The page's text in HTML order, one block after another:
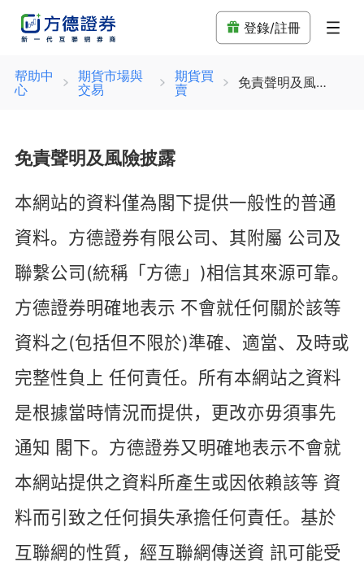
登錄/註冊
帮助中
心
期貨市場與
交易
期貨買
賣
免責聲明及風險披露
免責聲明及風險披露
本網站的資料僅為閣下提供一般性的普通
資料。方德證券有限公司、其附屬 公司及
聯繫公司(統稱「方德」 )相信其來源可靠。
方德證券明確地表示 不會就任何關於該等
資料之(包括但不限於)準確、適當、及時或
完整性負上 任何責任。所有本網站之資料
是根據當時情況而提供，更改亦毋須事先
通知 閣下。方德證券又明確地表示不會就
本網站提供之資料所產生或因依賴該等 資
料而引致之任何損失承擔任何責任。基於
互聯網的性質，經互聯網傳送資 訊可能受